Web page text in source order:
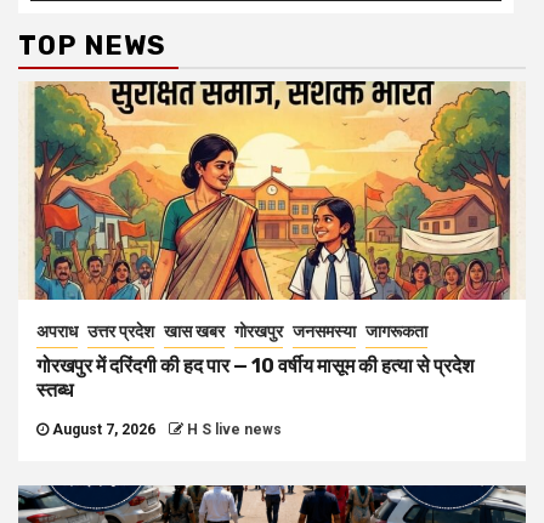
TOP NEWS
अपराध उत्तर प्रदेश खास खबर गोरखपुर जनसमस्या जागरूकता
गोरखपुर में दरिंदगी की हद पार — 10 वर्षीय मासूम की हत्या से प्रदेश
स्तब्ध
August 7, 2026 H S live news